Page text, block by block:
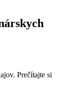
Prečítajte si